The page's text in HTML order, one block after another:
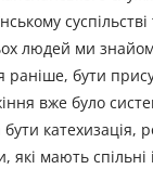
людей ми
раніше, бути
вже було
катехизація,
які мають спільні